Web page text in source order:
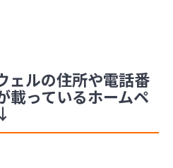
ェルの住所や電話番
載っているホームペ